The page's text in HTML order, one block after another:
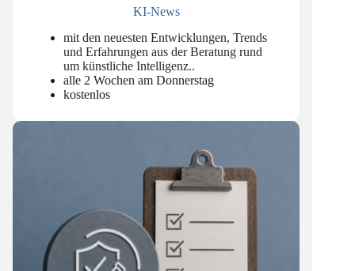
mit den neuesten Entwicklungen, Trends
und Erfahrungen aus der Beratung rund
um künstliche Intelligenz..
alle 2 Wochen am Donnerstag